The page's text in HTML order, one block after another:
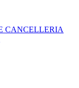
CANCELLERIA